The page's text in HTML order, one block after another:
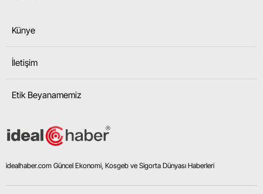
Künye
İletişim
Etik Beyanamemiz
idealhaber.com Güncel Ekonomi, Kosgeb ve Sigorta Dünyası Haberleri